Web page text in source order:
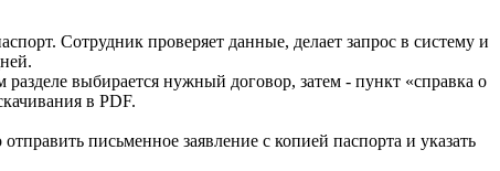
Сотрудник проверяет данные, делает запрос в систему и
выбирается нужный договор, затем - пункт «справка о
в PDF.
письменное заявление с копией паспорта и указать